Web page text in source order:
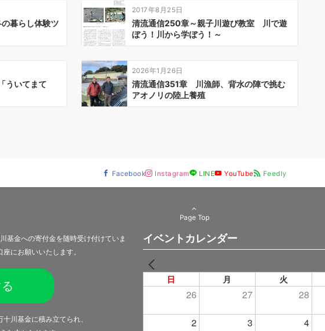
暮らし体験ツ
2017年8月25日
清流通信250章～親子川遊び教室 川で遊
ぼう！川から学ぼう！～
ういてまて
2026年1月26日
清流通信351章 川漁師、背水の陣で挑む
アオノリの陸上養殖
Facebook Instagram LINE YouTube Feedly
Page Top
基金への寄付金を随時受け付けていま
にお願いいたします。
川基金に積み立てられ、
イベントカレンダー
日 月 火
26 27 28
2 3 4